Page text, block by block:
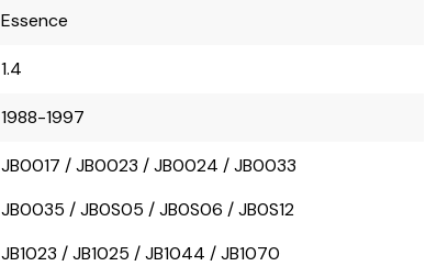
Essence
1.4
1988-1997
JB0017 / JB0023 / JB0024 / JB0033
JB0035 / JB0S05 / JB0S06 / JB0S12
JB1023 / JB1025 / JB1044 / JB1070